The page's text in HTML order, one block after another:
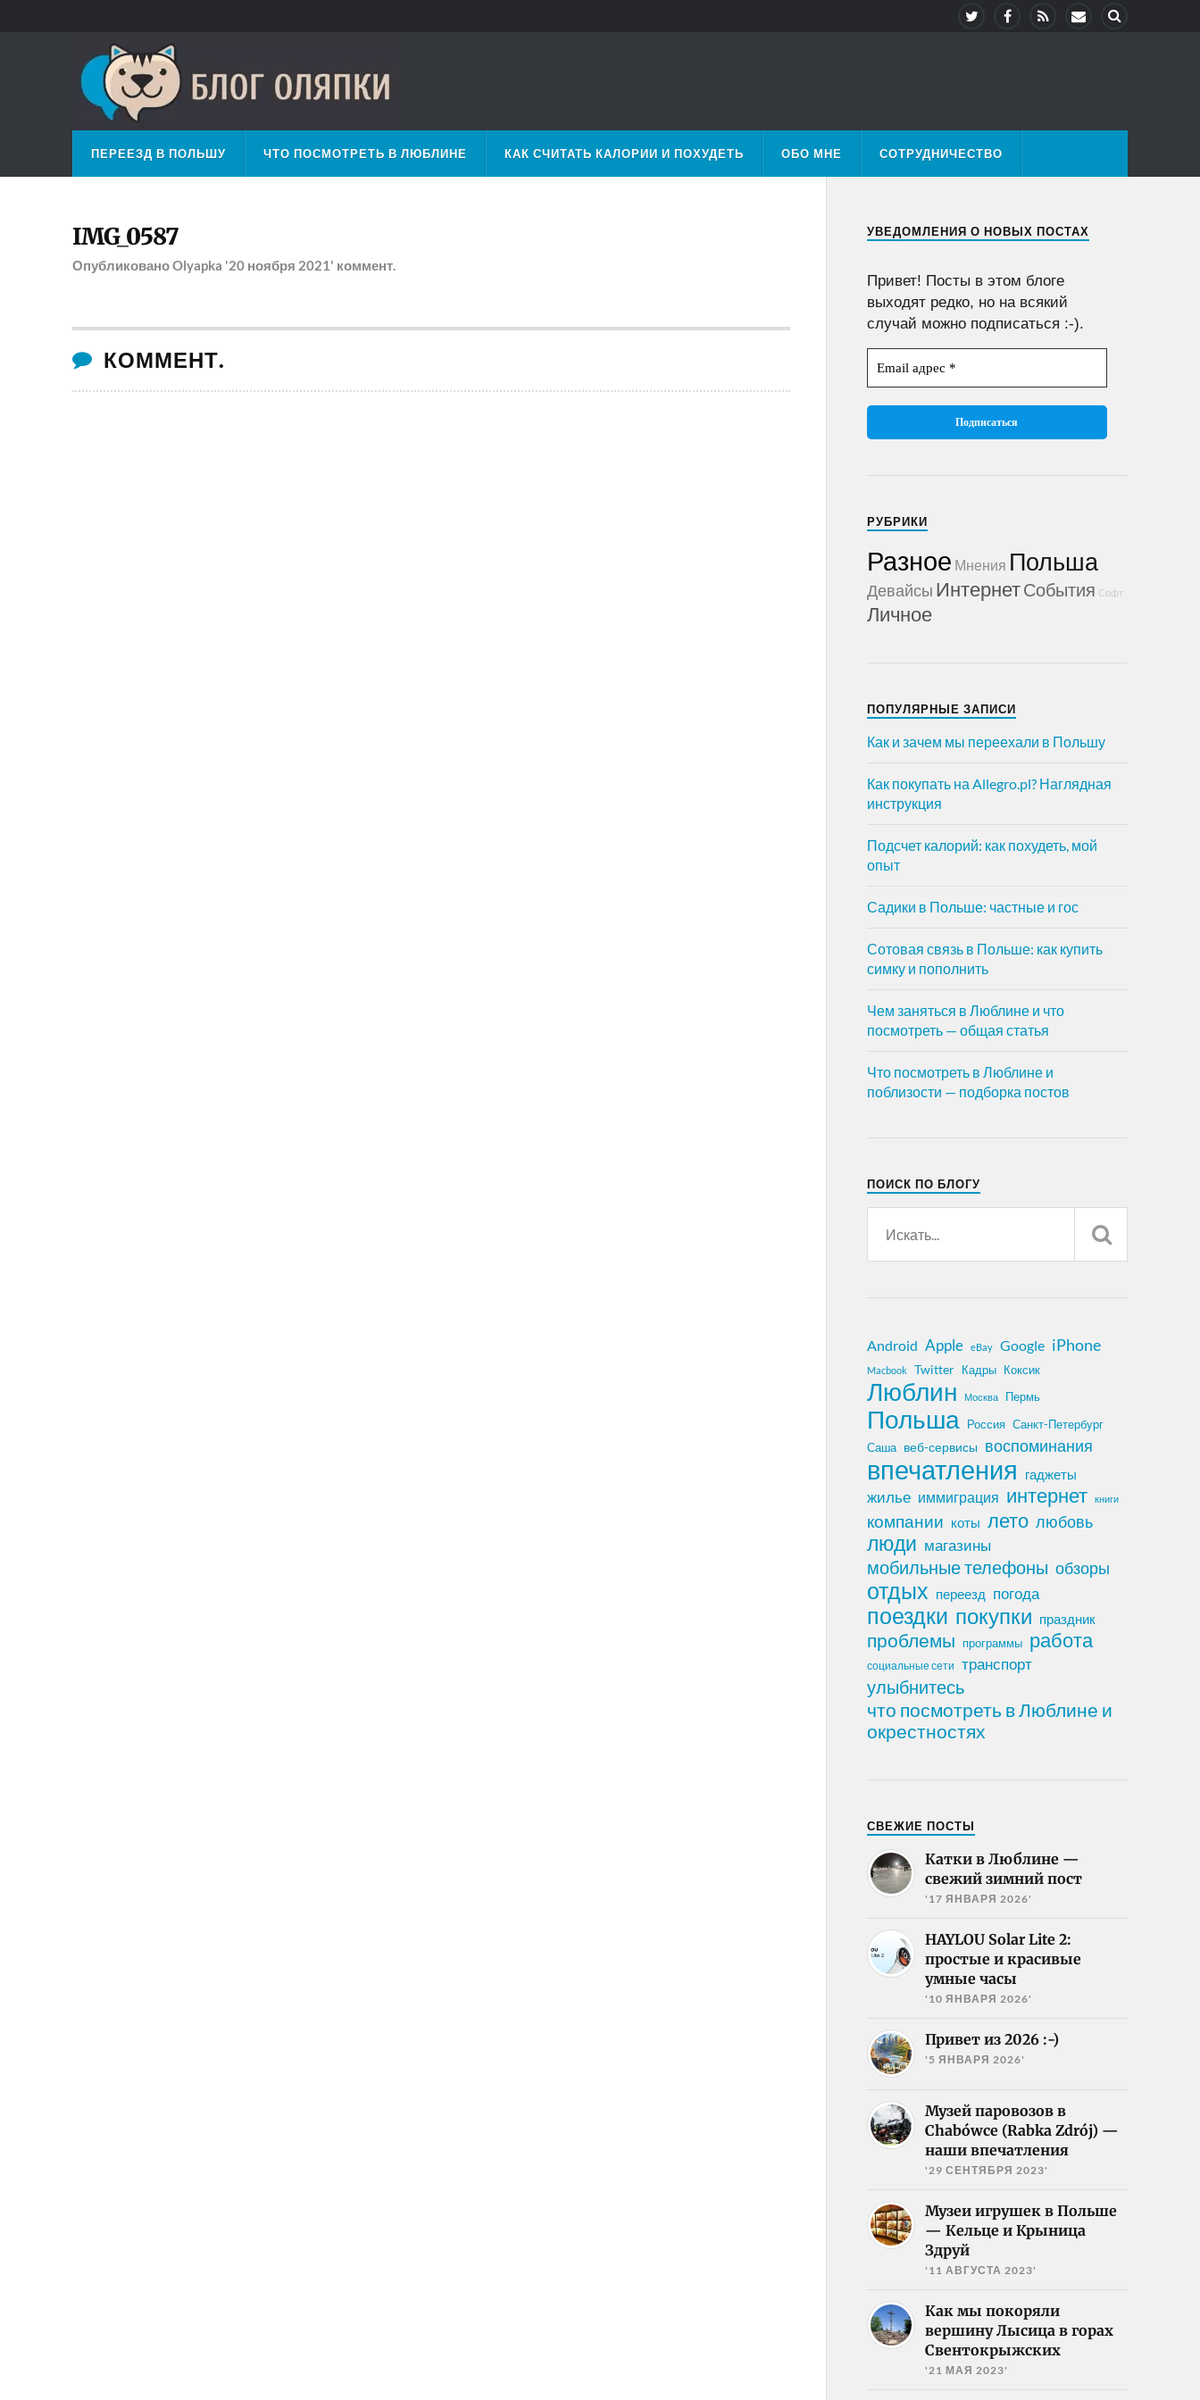
ПЕРЕЕЗД В ПОЛЬШУ ЧТО ПОСМОТРЕТЬ В ЛЮБЛИНЕ КАК СЧИТАТЬ КАЛОРИИ И ПОХУДЕТЬ ОБО МНЕ СОТРУДНИЧЕСТВО
IMG_0587
ОпубликованоOlyapka '20 ноября 2021' коммент.
КОММЕНТ.
УВЕДОМЛЕНИЯ О НОВЫХ ПОСТАХ
Привет! Посты в этом блоге
выходят редко, но на всякий
случай можно подписаться :-).
РУБРИКИ
Разное Мнения Польша
Девайсы ИнтернетСобытия Софт
Личное
ПОПУЛЯРНЫЕ ЗАПИСИ
Как и зачем мы переехали в Польшу
Как покупать на Allegro.pl? Наглядная
инструкция
Подсчет калорий: как похудеть, мой
опыт
Садики в Польше: частные и гос
Сотовая связь в Польше: как купить
симку и пополнить
Чем заняться в Люблине и что
посмотреть — общая статья
Что посмотреть в Люблине и
поблизости — подборка постов
ПОИСК ПО БЛОГУ
Android Apple eBay Google iPhone
Macbook Twitter Кадры Коксик
Люблин Москва Пермь
Польша Россия Санкт-Петербург
Саша веб-сервисы воспоминания
впечатления гаджеты
жилье иммиграция интернет книги
компании коты лето любовь
люди магазины
мобильные телефоны обзоры
отдых переезд погода
поездки покупки праздник
проблемы программы работа
социальные сети транспорт
улыбнитесь
что посмотреть в Люблине и
окрестностях
СВЕЖИЕ ПОСТЫ
Катки в Люблине —
свежий зимний пост
'17 ЯНВАРЯ 2026'
HAYLOU Solar Lite 2:
простые и красивые
умные часы
'10 ЯНВАРЯ 2026'
Привет из 2026 :-)
'5 ЯНВАРЯ 2026'
Музей паровозов в
Chabówce (Rabka Zdrój) —
наши впечатления
'29 СЕНТЯБРЯ 2023'
Музеи игрушек в Польше
— Кельце и Крыница
Здруй
'11 АВГУСТА 2023'
Как мы покоряли
вершину Лысица в горах
Свентокрыжских
'21 МАЯ 2023'